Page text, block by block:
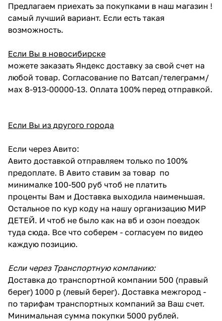
Предлагаем приехать за покупками в наш магазин !
самый лучший вариант. Если есть такая
возможность.
Если Вы в новосибирске
можете заказать Яндекс доставку за свой счет на
любой товар. Согласование по Ватсап/телеграмм/
мах 8-913-00000-13. Оплата 100% перед отправкой.
Если Вы из другого города
Если через Авито:
Авито доставкой отправляем только по 100%
предоплате. В Авито ставим за товар по
минималке 100-500 руб чтоб не платить
проценты Вам и Доставка выходила наименьшая.
Остальное по кур коду на нашу организацию МИР
ДЕТЕЙ. И чтоб не было как на вб и озон поездок
туда сюда. Все что соберем - согласуем по видео
каждую позицию.
Если через Транспортную компанию:
Доставка до транспортной компании 500 (правый
берег) 1000 р (левый берег). Доставка межгород -
по тарифам транспортных компаний за Ваш счет.
Минимальная сумма покупки 5000 рублей.